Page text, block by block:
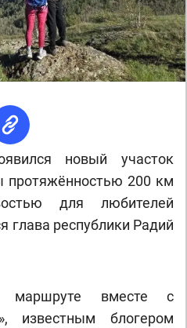
новый участок
протяжённостью 200 км
для любителей
глава республики Радий
вместе с
известным блогером